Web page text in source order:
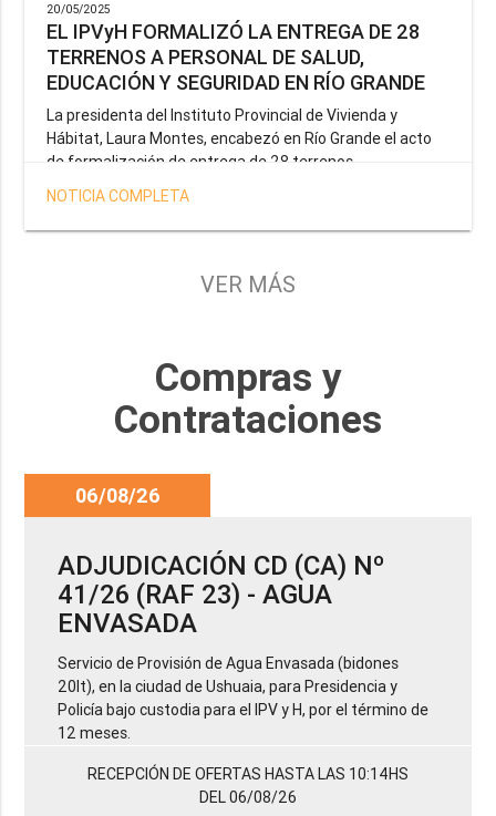
20/05/2025
EL IPVyH FORMALIZÓ LA ENTREGA DE 28
TERRENOS A PERSONAL DE SALUD,
EDUCACIÓN Y SEGURIDAD EN RÍO GRANDE
La presidenta del Instituto Provincial de Vivienda y
Hábitat, Laura Montes, encabezó en Río Grande el acto
de formalización de entrega de 28 terrenos
correspondientes a la operatoria especial anunciada por
el Gobernador Gustavo Melella, la cual tiene como
objetivo brindar una solución habitacional a docentes,
Provincia y del Servicio Penitenciario.
NOTICIA COMPLETA
VER MÁS
Compras y
Contrataciones
06/08/26
ADJUDICACIÓN CD (CA) Nº
41/26 (RAF 23) - AGUA
ENVASADA
Servicio de Provisión de Agua Envasada (bidones
20lt), en la ciudad de Ushuaia, para Presidencia y
Policía bajo custodia para el IPV y H, por el término de
12 meses.
RECEPCIÓN DE OFERTAS HASTA LAS 10:14HS
DEL 06/08/26